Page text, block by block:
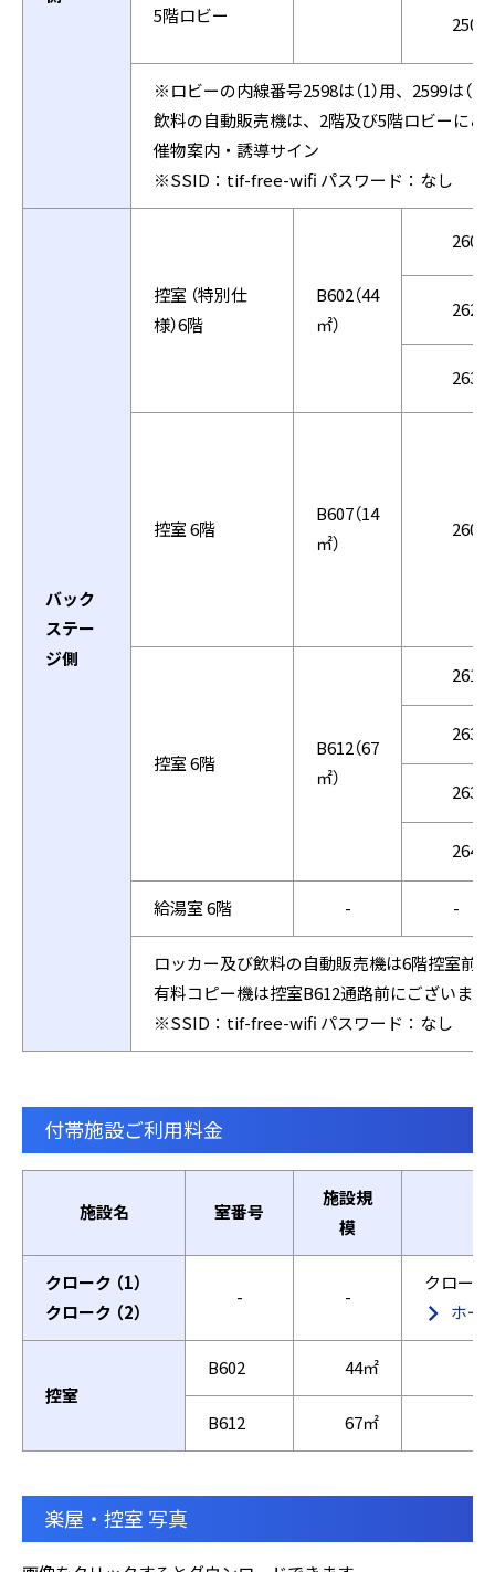
5階ロビー
2504
※ロビーの内線番号2598は（1）用、2599は（2
飲料の自動販売機は、2階及び5階ロビーにご
催物案内・誘導サイン
※SSID：tif-free-wifi パスワード：なし
バック
ステー
ジ側
控室 （特別仕
様）6階
B602（44
㎡）
2602
2622
2630
控室 6階
B607（14
㎡）
2607
控室 6階
B612（67
㎡）
2612
2638
2639
2640
給湯室 6階 - -
ロッカー及び飲料の自動販売機は6階控室前
有料コピー機は控室B612通路前にございます
※SSID：tif-free-wifi パスワード：なし
付帯施設ご利用料金
施設名 室番号
施設規
模
クローク （1）
クローク （2）
- -
クロー
ホー
控室
B602 44㎡
B612 67㎡
楽屋・控室 写真